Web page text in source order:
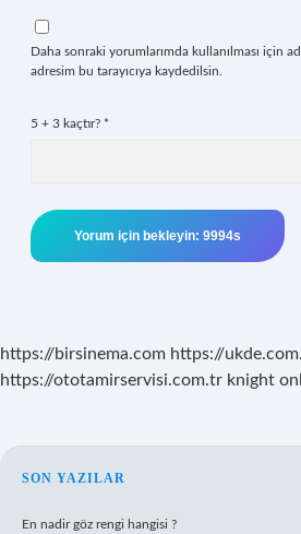
Daha sonraki yorumlarımda kullanılması için
adresim bu tarayıcıya kaydedilsin.
5 + 3 kaçtır? *
https://birsinema.com https://
https://ototamirservisi.com.tr knight
SIDEBAR
SON YAZILAR
En nadir göz rengi hangisi ?